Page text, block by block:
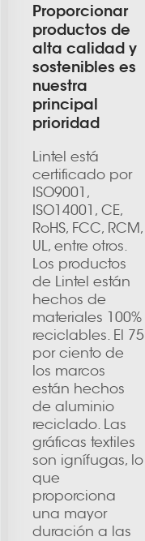
Proporcionar
productos de
alta calidad y
sostenibles es
nuestra
principal
prioridad
Lintel está
certificado por
ISO9001,
ISO14001, CE,
RoHS, FCC, RCM,
UL, entre otros.
Los productos
de Lintel están
hechos de
materiales 100%
reciclables. El 75
por ciento de
los marcos
están hechos
de aluminio
reciclado. Las
gráficas textiles
son ignífugas, lo
que
proporciona
una mayor
duración a las